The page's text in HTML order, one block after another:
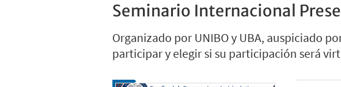
Seminario Internacional
Organizado por UNIBO y UBA, auspiciado
participar y elegir si su participación será